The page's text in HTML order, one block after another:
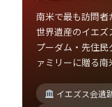
南米で最も訪問者
世界遺産のイエズ
プーダム・先住
ァミリーに贈る南
イエズス会遺